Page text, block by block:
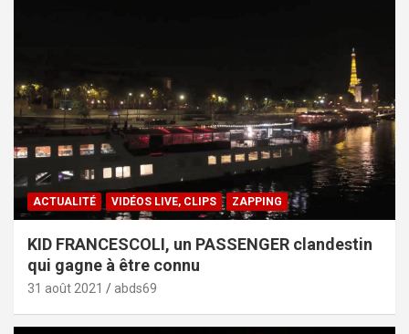
ACTUALITÉ VIDÉOS LIVE, CLIPS ZAPPING
KID FRANCESCOLI, un PASSENGER clandestin
qui gagne à être connu
31 août 2021 abds69